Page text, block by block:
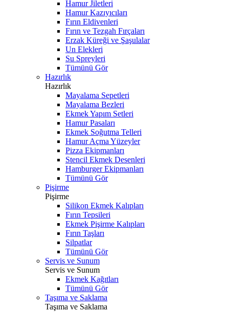
Hamur Jiletleri
Hamur Kazıyıcıları
Fırın Eldivenleri
Fırın ve Tezgah Fırçaları
Erzak Küreği ve Şaşulalar
Un Elekleri
Su Spreyleri
Tümünü Gör
Hazırlık
Hazırlık
Mayalama Sepetleri
Mayalama Bezleri
Ekmek Yapım Setleri
Hamur Pasaları
Ekmek Soğutma Telleri
Hamur Açma Yüzeyler
Pizza Ekipmanları
Stencil Ekmek Desenleri
Hamburger Ekipmanları
Tümünü Gör
Pişirme
Pişirme
Silikon Ekmek Kalıpları
Fırın Tepsileri
Ekmek Pişirme Kalıpları
Fırın Taşları
Silpatlar
Tümünü Gör
Servis ve Sunum
Servis ve Sunum
Ekmek Kağıtları
Tümünü Gör
Taşıma ve Saklama
Taşıma ve Saklama